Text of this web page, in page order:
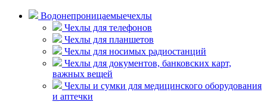
Водонепроницаемыечехлы
Чехлы для телефонов
Чехлы для планшетов
Чехлы для носимых радиостанций
Чехлы для документов, банковских карт,
важных вещей
Чехлы и сумки для медицинского оборудования
и аптечки